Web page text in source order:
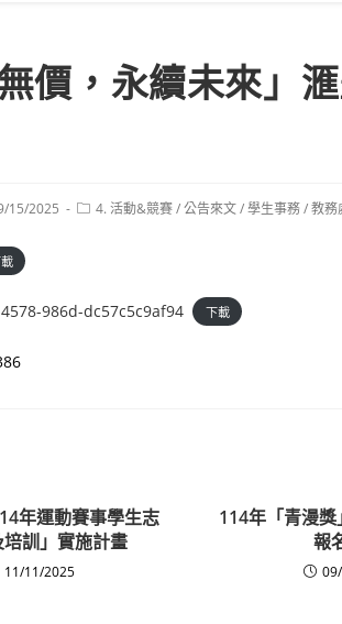
無價，永續未來」
15/2025
Post4. 活動&競賽/公告來文/學生事務/教務
986d-dc57c5c9af94 下載
年運動賽事學生志
訓」實施計畫
11/11/2025
114年「青漫
報